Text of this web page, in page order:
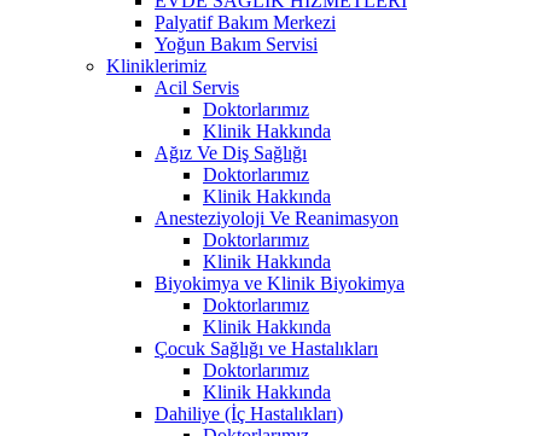
Palyatif Bakım Merkezi
Yoğun Bakım Servisi
Kliniklerimiz
Acil Servis
Doktorlarımız
Klinik Hakkında
Ağız Ve Diş Sağlığı
Doktorlarımız
Klinik Hakkında
Anesteziyoloji Ve Reanimasyon
Doktorlarımız
Klinik Hakkında
Biyokimya ve Klinik Biyokimya
Doktorlarımız
Klinik Hakkında
Çocuk Sağlığı ve Hastalıkları
Doktorlarımız
Klinik Hakkında
Dahiliye (İç Hastalıkları)